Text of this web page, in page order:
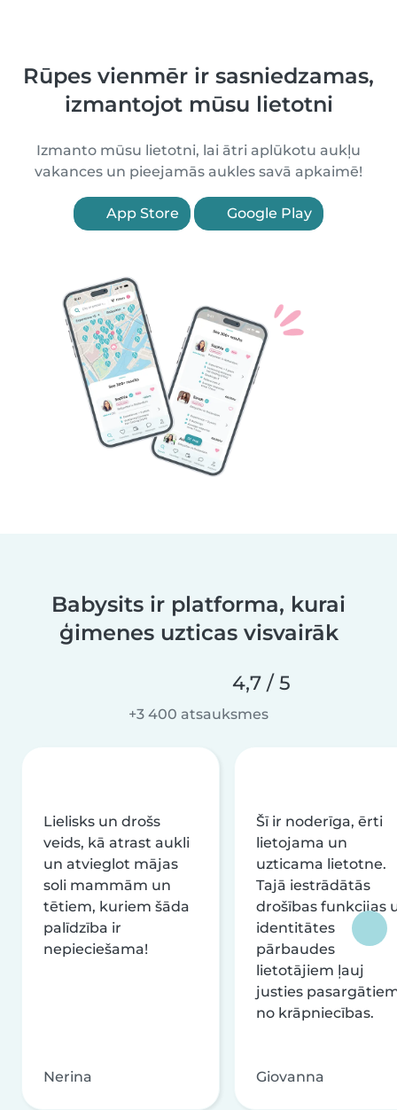
Rūpes vienmēr ir sasniedzamas,
izmantojot mūsu lietotni
Izmanto mūsu lietotni, lai ātri aplūkotu aukļu
vakances un pieejamās aukles savā apkaimē!
App Store Google Play
Babysits ir platforma, kurai
ģimenes uzticas visvairāk
4,7 / 5
+3 400 atsauksmes
Lielisks un drošs
veids, kā atrast aukli
un atvieglot mājas
soli mammām un
tētiem, kuriem šāda
palīdzība ir
nepieciešama!
Nerina
Šī ir noderīga, ērti
lietojama un
uzticama lietotne.
Tajā iestrādātās
drošības funkcijas
identitātes
pārbaudes
lietotājiem ļauj
justies
no krāpniecības.
Giovanna